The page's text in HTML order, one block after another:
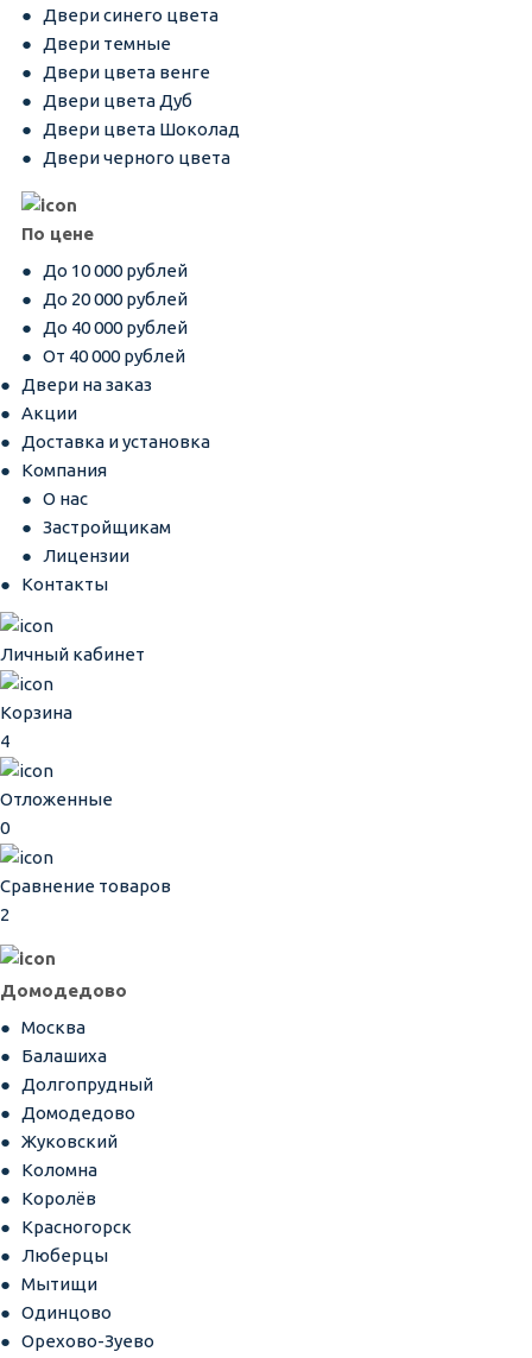
Двери синего цвета
Двери темные
Двери цвета венге
Двери цвета Дуб
Двери цвета Шоколад
Двери черного цвета
По цене
До 10 000 рублей
До 20 000 рублей
До 40 000 рублей
От 40 000 рублей
Двери на заказ
Акции
Доставка и установка
Компания
О нас
Застройщикам
Лицензии
Контакты
Личный кабинет
Корзина
4
Отложенные
0
Сравнение товаров
2
Домодедово
Москва
Балашиха
Долгопрудный
Домодедово
Жуковский
Коломна
Королёв
Красногорск
Люберцы
Мытищи
Одинцово
Орехово-Зуево